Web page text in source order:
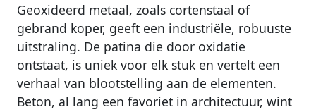
Geoxideerd metaal, zoals cortenstaal of
gebrand koper, geeft een industriële, robuuste
uitstraling. De patina die door oxidatie
ontstaat, is uniek voor elk stuk en vertelt een
verhaal van blootstelling aan de elementen.
Beton, al lang een favoriet in architectuur, wint